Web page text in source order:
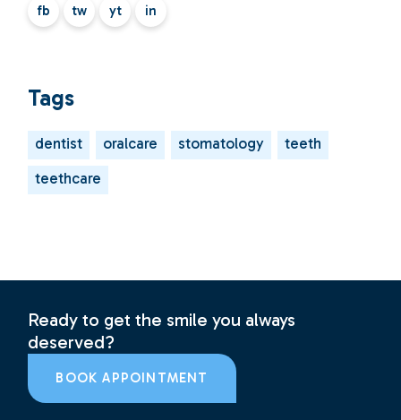
fb tw yt in
Tags
dentist oralcare stomatology
teeth
teethcare
Ready to get the smile you always
deserved?
BOOK APPOINTMENT